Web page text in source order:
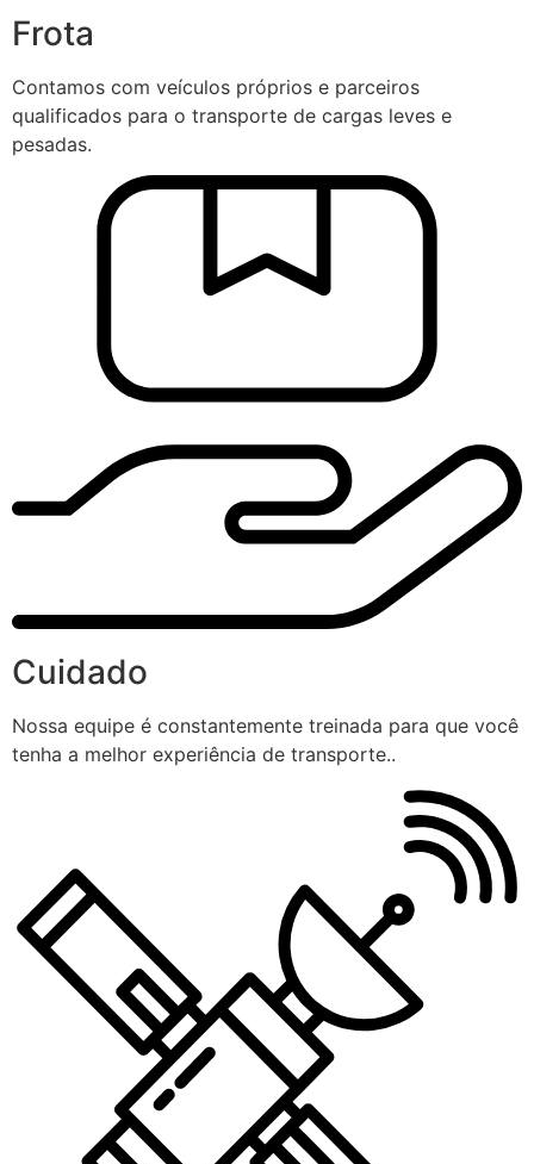
Frota
Contamos com veículos próprios e parceiros
qualificados para o transporte de cargas leves e
pesadas.
Cuidado
Nossa equipe é constantemente treinada para que você
tenha a melhor experiência de transporte..